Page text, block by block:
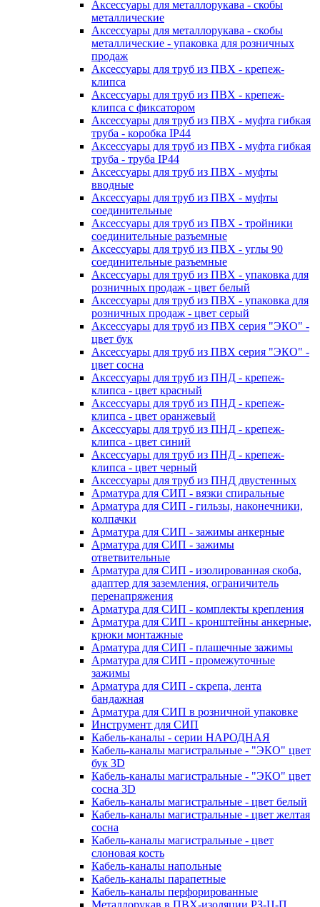
Аксессуары для металлорукава - скобы
металлические
Аксессуары для металлорукава - скобы
металлические - упаковка для розничных
продаж
Аксессуары для труб из ПВХ - крепеж-
клипса
Аксессуары для труб из ПВХ - крепеж-
клипса с фиксатором
Аксессуары для труб из ПВХ - муфта гибкая
труба - коробка IP44
Аксессуары для труб из ПВХ - муфта гибкая
труба - труба IP44
Аксессуары для труб из ПВХ - муфты
вводные
Аксессуары для труб из ПВХ - муфты
соединительные
Аксессуары для труб из ПВХ - тройники
соединительные разъемные
Аксессуары для труб из ПВХ - углы 90
соединительные разъемные
Аксессуары для труб из ПВХ - упаковка для
розничных продаж - цвет белый
Аксессуары для труб из ПВХ - упаковка для
розничных продаж - цвет серый
Аксессуары для труб из ПВХ серия "ЭКО" -
цвет бук
Аксессуары для труб из ПВХ серия "ЭКО" -
цвет сосна
Аксессуары для труб из ПНД - крепеж-
клипса - цвет красный
Аксессуары для труб из ПНД - крепеж-
клипса - цвет оранжевый
Аксессуары для труб из ПНД - крепеж-
клипса - цвет синий
Аксессуары для труб из ПНД - крепеж-
клипса - цвет черный
Аксессуары для труб из ПНД двустенных
Арматура для СИП - вязки спиральные
Арматура для СИП - гильзы, наконечники,
колпачки
Арматура для СИП - зажимы анкерные
Арматура для СИП - зажимы
ответвительные
Арматура для СИП - изолированная скоба,
адаптер для заземления, ограничитель
перенапряжения
Арматура для СИП - комплекты крепления
Арматура для СИП - кронштейны анкерные,
крюки монтажные
Арматура для СИП - плашечные зажимы
Арматура для СИП - промежуточные
зажимы
Арматура для СИП - скрепа, лента
бандажная
Арматура для СИП в розничной упаковке
Инструмент для СИП
Кабель-каналы - серии НАРОДНАЯ
Кабель-каналы магистральные - "ЭКО" цвет
бук 3D
Кабель-каналы магистральные - "ЭКО" цвет
сосна 3D
Кабель-каналы магистральные - цвет белый
Кабель-каналы магистральные - цвет желтая
сосна
Кабель-каналы магистральные - цвет
слоновая кость
Кабель-каналы напольные
Кабель-каналы парапетные
Кабель-каналы перфорированные
Металлорукав в ПВХ-изоляции РЗ-Ц-П